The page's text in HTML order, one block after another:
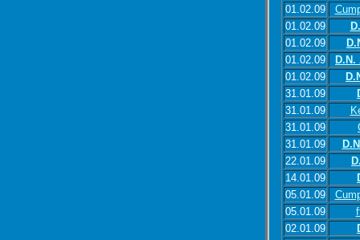
01.02.09
01.02.09
01.02.09
01.02.09
01.02.09
31.01.09
31.01.09
31.01.09
31.01.09
22.01.09
14.01.09
05.01.09
05.01.09
02.01.09